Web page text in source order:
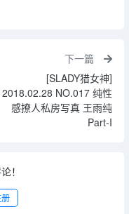
下一篇
[SLADY猎女神]
2018.02.28 NO.017 纯性
感撩人私房写真 王雨纯
Part-I
！